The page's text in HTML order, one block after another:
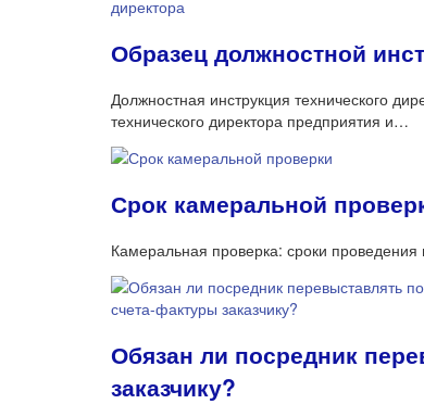
Образец должностной
Должностная инструкция технического
технического директора предприятия и…
Срок камеральной
Камеральная проверка: сроки
Обязан ли посредник
заказчику?